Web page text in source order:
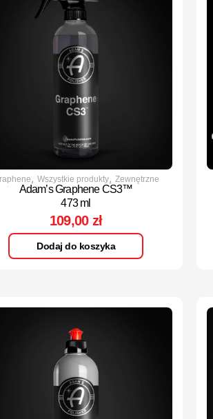
, Wszystkie produkty, Zewnętrzne
Adam’s Graphene CS3™
473 ml
109,00 zł
Dodaj do koszyka